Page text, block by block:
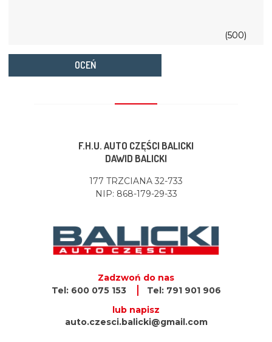
(500)
OCEŃ
F.H.U. AUTO CZĘŚCI BALICKI
DAWID BALICKI
177 TRZCIANA 32-733
NIP: 868-179-29-33
Zadzwoń do nas
Tel: 600 075 153
Tel: 791 901 906
lub napisz
auto.czesci.balicki@gmail.com